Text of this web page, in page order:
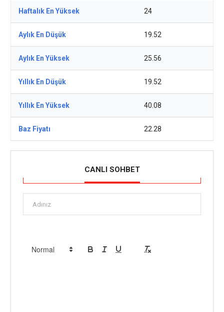
Haftalık En Yüksek 24
Aylık En Düşük 19.52
Aylık En Yüksek 25.56
Yıllık En Düşük 19.52
Yıllık En Yüksek 40.08
Baz Fiyatı 22.28
CANLI SOHBET